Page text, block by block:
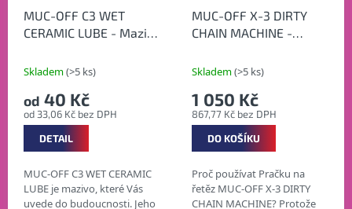
MUC-OFF C3 WET
CERAMIC LUBE - Mazivo
mokra
Skladem(>5 ks)
od 33,06 Kč bez DPH
od 40 Kč
DETAIL
MUC-OFF C3 WET CERAMIC
LUBE je mazivo, které Vás
uvede do budoucnosti. Jeho
MUC-OFF X-3 DIRTY
CHAIN MACHINE -
Skladem(>5 ks)
867,77 Kč bez DPH
1 050 Kč
DO KOŠÍKU
Proč používat Pračku na
řetěz MUC-OFF X-3 DIRTY
CHAIN MACHINE? Protože